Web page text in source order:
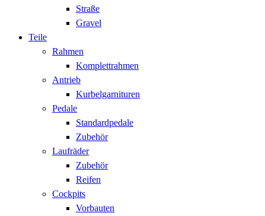
Straße
Gravel
Teile
Rahmen
Komplettrahmen
Antrieb
Kurbelgarnituren
Pedale
Standardpedale
Zubehör
Laufräder
Zubehör
Reifen
Cockpits
Vorbauten